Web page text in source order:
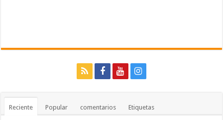
Reciente Popular comentarios Etiquetas